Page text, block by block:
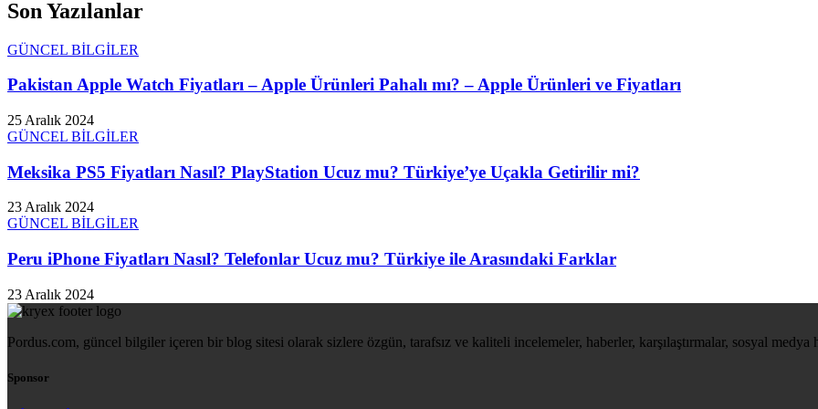
Son Yazılanlar
GÜNCEL BİLGİLER
Pakistan Apple Watch Fiyatları – Apple Ürünleri Pahalı mı? – Apple Ürünleri ve Fiyatları
25 Aralık 2024
GÜNCEL BİLGİLER
Meksika PS5 Fiyatları Nasıl? PlayStation Ucuz mu? Türkiye’ye Uçakla Getirilir mi?
23 Aralık 2024
GÜNCEL BİLGİLER
Peru iPhone Fiyatları Nasıl? Telefonlar Ucuz mu? Türkiye ile Arasındaki Farklar
23 Aralık 2024
Pordus.com, güncel bilgiler içeren bir blog sitesi olarak sizlere özgün, tarafsız ve kaliteli incelemeler, haberler, karşılaştırmalar, sosyal
Sponsor